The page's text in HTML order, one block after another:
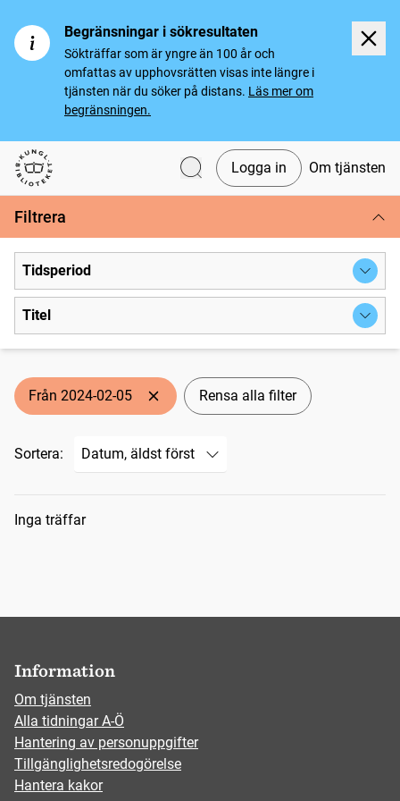
Begränsningar i sökresultaten
Sökträffar som är yngre än 100 år och
omfattas av upphovsrätten visas inte längre i
tjänsten när du söker på distans. Läs mer om
begränsningen.
Svenska tidningar
Logga in Om tjänsten
Filtrera
Tidsperiod
Titel
Från 2024-02-05 Rensa alla filter
Sortera:
Sökresultat
Inga träffar
Information
Om tjänsten
Alla tidningar A-Ö
Hantering av personuppgifter
Tillgänglighetsredogörelse
Hantera kakor